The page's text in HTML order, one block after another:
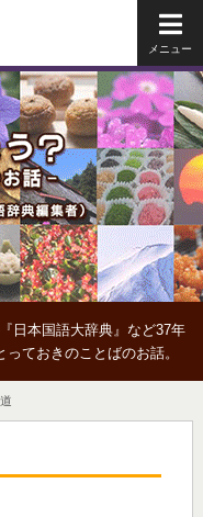
日本国語大辞典』など37年
ておきのことばのお話。